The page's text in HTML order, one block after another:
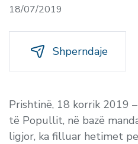
18/07/2019
Shperndaje
Prishtinë, 18 korrik 2019 –
të Popullit, në bazë
ligjor, ka filluar hetimet